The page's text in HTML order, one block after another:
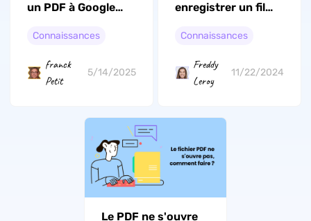
un PDF à Google
simple)
Connaissances
franck
Petit
5/14/2025
enregistrer un fil
PDF ? (3 meilleures
Connaissances
Freddy
Leroy
11/22/2024
Le PDF ne s'ouvre